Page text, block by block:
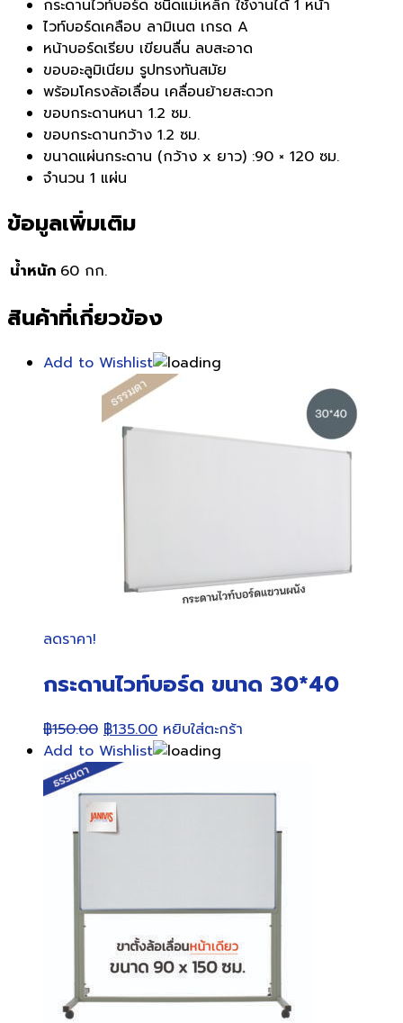
กระดานไวท์บอร์ด ชนิดแม่เหล็ก ใช้งานได้ 1 หน้า
ไวท์บอร์ดเคลือบ ลามิเนต เกรด A
หน้าบอร์ดเรียบ เขียนลื่น ลบสะอาด
ขอบอะลูมิเนียม รูปทรงทันสมัย
พร้อมโครงล้อเลื่อน เคลื่อนย้ายสะดวก
ขอบกระดานหนา 1.2 ซม.
ขอบกระดานกว้าง 1.2 ซม.
ขนาดแผ่นกระดาน (กว้าง x ยาว) :90 × 120 ซม.
จำนวน 1 แผ่น
ข้อมูลเพิ่มเติม
น้ำหนัก 60 กก.
สินค้าที่เกี่ยวข้อง
Add to Wishlist
ลดราคา!
กระดานไวท์บอร์ด ขนาด 30*40
฿150.00 Original
price
was:
฿150.00.
฿135.00Current
price
฿135.00.
หยิบใส่ตะกร้า
Add to Wishlist